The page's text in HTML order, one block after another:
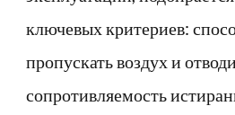
ключевых критериев:
пропускать воздух и
сопротивляемость